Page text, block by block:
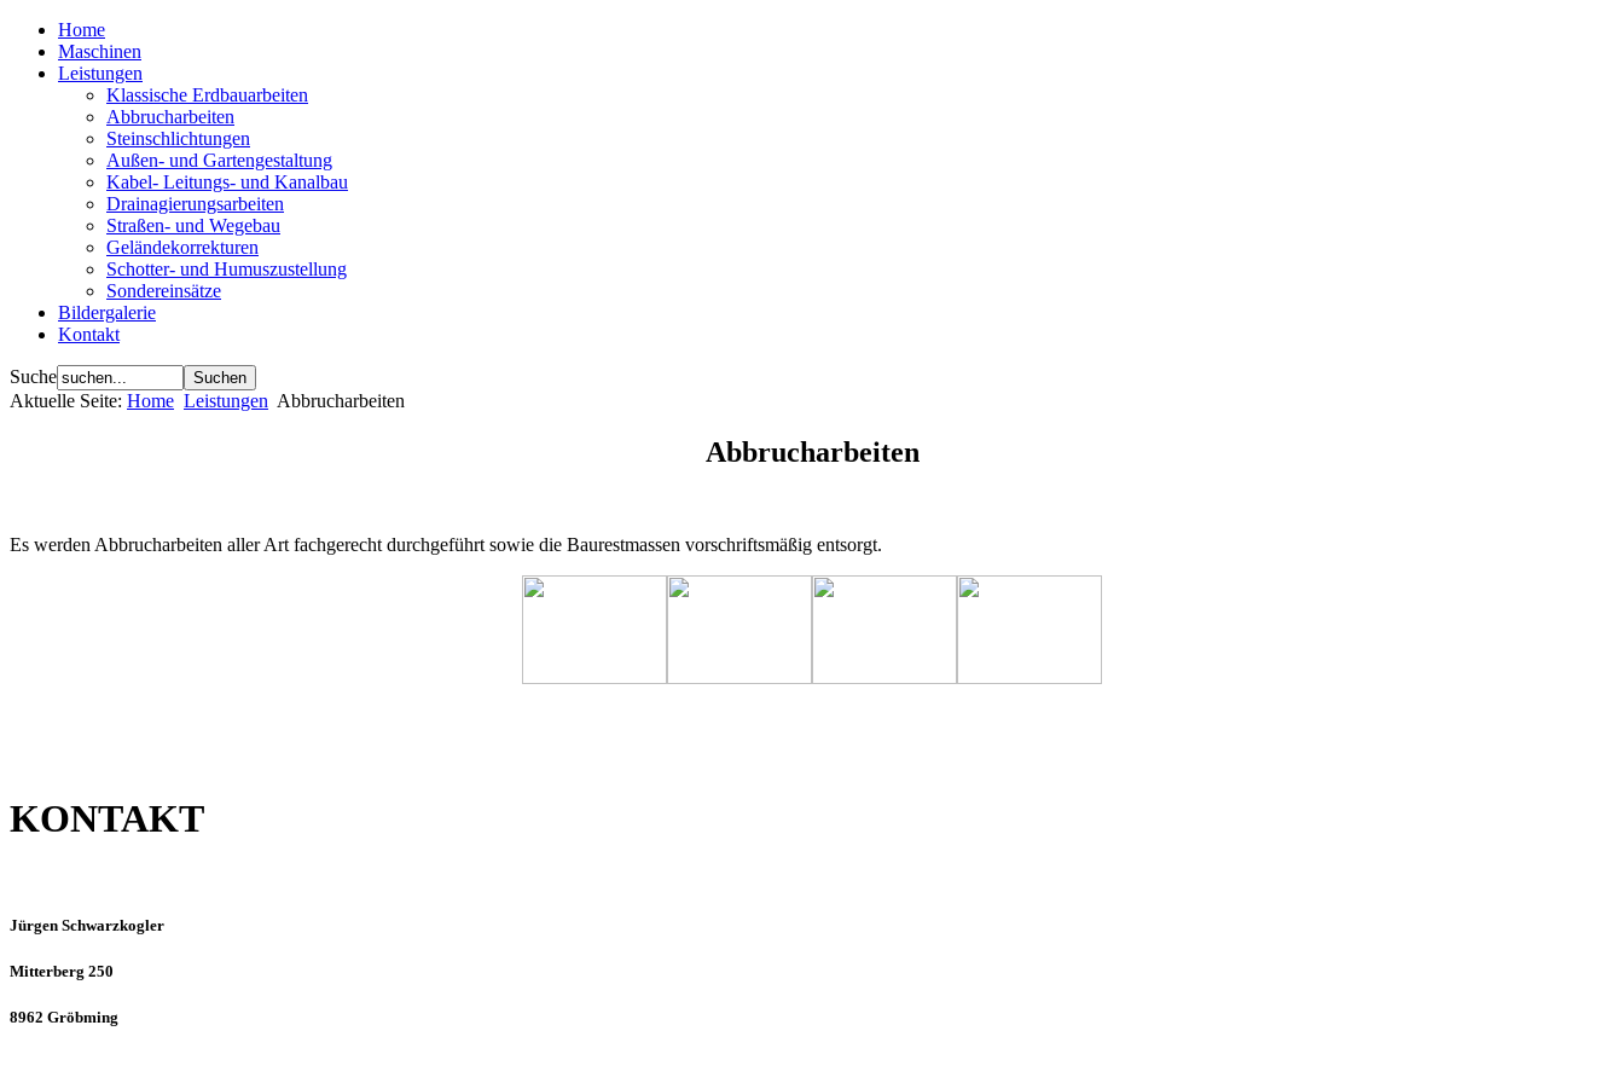
Home
Maschinen
Leistungen
Klassische Erdbauarbeiten
Abbrucharbeiten
Steinschlichtungen
Außen- und Gartengestaltung
Kabel- Leitungs- und Kanalbau
Drainagierungsarbeiten
Straßen- und Wegebau
Geländekorrekturen
Schotter- und Humuszustellung
Sondereinsätze
Bildergalerie
Kontakt
Suche
Aktuelle Seite: Home Leistungen Abbrucharbeiten
Abbrucharbeiten
Es werden Abbrucharbeiten aller Art fachgerecht durchgeführt sowie die Baurestmassen vorschriftsmäßig entsorgt.
KONTAKT
Jürgen Schwarzkogler
Mitterberg 250
8962 Gröbming